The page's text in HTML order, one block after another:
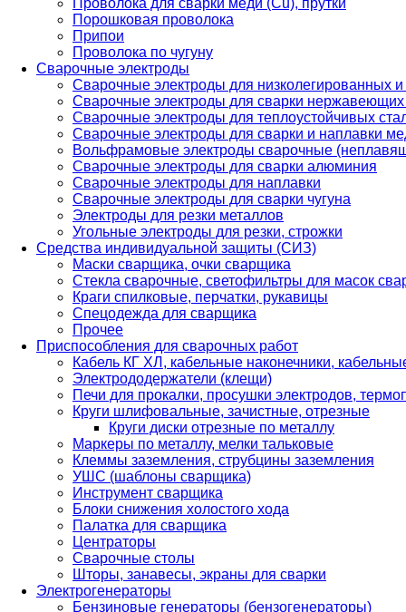
Проволока для сварки меди (Cu), прутки
Порошковая проволока
Припои
Проволока по чугуну
Сварочные электроды
Сварочные электроды для низколегированных и
Сварочные электроды для сварки
Сварочные электроды для теплоустойчивых
Сварочные электроды для сварки и наплавки
Вольфрамовые электроды сварочные
Сварочные электроды для сварки алюминия
Сварочные электроды для наплавки
Сварочные электроды для сварки чугуна
Электроды для резки металлов
Угольные электроды для резки, строжки
Средства индивидуальной защиты (СИЗ)
Маски сварщика, очки сварщика
Стекла сварочные, светофильтры для масок
Краги спилковые, перчатки, рукавицы
Спецодежда для сварщика
Прочее
Приспособления для сварочных работ
Кабель КГ ХЛ, кабельные наконечники,
Электрододержатели (клещи)
Печи для прокалки, просушки электродов,
Круги шлифовальные, зачистные, отрезные
Круги диски отрезные по металлу
Маркеры по металлу, мелки тальковые
Клеммы заземления, струбцины заземления
УШС (шаблоны сварщика)
Инструмент сварщика
Блоки снижения холостого хода
Палатка для сварщика
Центраторы
Сварочные столы
Шторы, занавесы, экраны для сварки
Электрогенераторы
Бензиновые генераторы (бензогенераторы)